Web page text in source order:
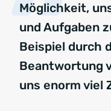
Möglichkeit,
und Aufgaben
Beispiel durch
Beantwortung
uns enorm viel